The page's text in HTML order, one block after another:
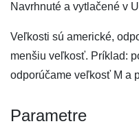
Navrhnuté a vytlačené v
Veľkosti sú americké,
menšiu veľkosť. Príklad:
odporúčame veľkosť M a
Parametre